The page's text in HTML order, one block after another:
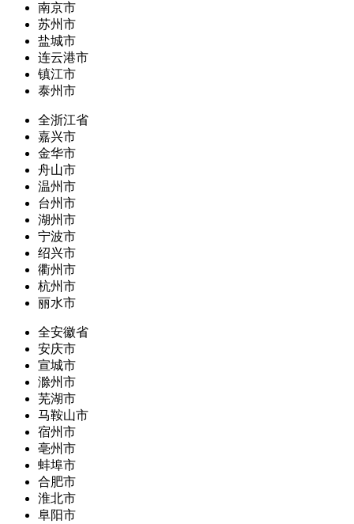
南京市
苏州市
盐城市
连云港市
镇江市
泰州市
全浙江省
嘉兴市
金华市
舟山市
温州市
台州市
湖州市
宁波市
绍兴市
衢州市
杭州市
丽水市
全安徽省
安庆市
宣城市
滁州市
芜湖市
马鞍山市
宿州市
亳州市
蚌埠市
合肥市
淮北市
阜阳市